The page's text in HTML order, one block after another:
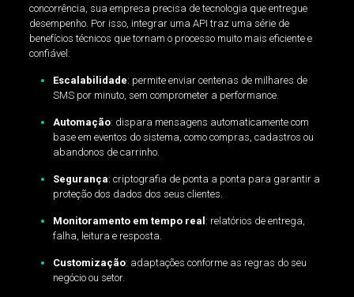
concorrência, sua empresa precisa de tecnologia que entregue
desempenho. Por isso, integrar uma API traz uma série de
benefícios técnicos que tornam o processo muito mais eficiente e
confiável:
Escalabilidade: permite enviar centenas de milhares de
SMS por minuto, sem comprometer a performance.
Automação: dispara mensagens automaticamente com
base em eventos do sistema, como compras, cadastros ou
abandonos de carrinho.
Segurança: criptografia de ponta a ponta para garantir a
proteção dos dados dos seus clientes.
Monitoramento em tempo real : relatórios de entrega,
falha, leitura e resposta.
Customização: adaptações conforme as regras do seu
negócio ou setor.